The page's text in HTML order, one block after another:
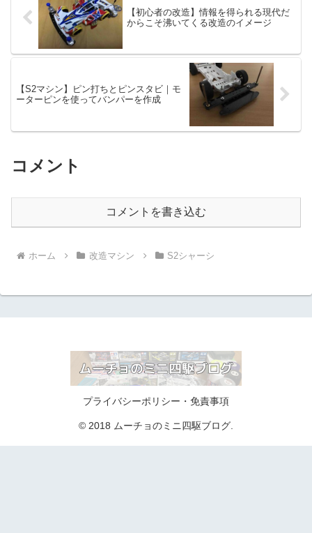
【初心者の改造】情報を得られる現代だ
からこそ沸いてくる改造のイメージ
【S2マシン】ピン打ちとピンスタビ｜モ
ーターピンを使ってバンパーを作成
コメント
コメントを書き込む
ホーム 改造マシン S2シャーシ
プライバシーポリシー・免責事項
© 2018 ムーチョのミニ四駆ブログ.